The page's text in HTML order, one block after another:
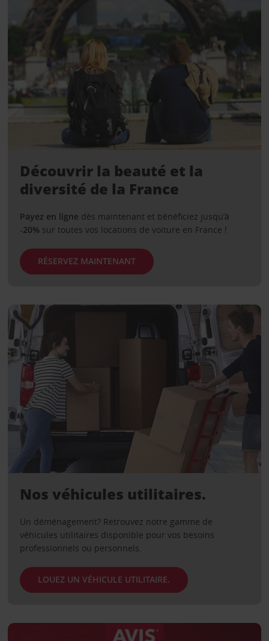
Découvrir la beauté et la
diversité de la France
Payez en ligne dès maintenant et bénéficiez jusqu’à
-20% sur toutes vos locations de voiture en France !
RÉSERVEZ MAINTENANT
Nos véhicules utilitaires.
Un déménagement? Retrouvez notre gamme de
véhicules utilitaires disponible pour vos besoins
professionnels ou personnels.
LOUEZ UN VÉHICULE UTILITAIRE.